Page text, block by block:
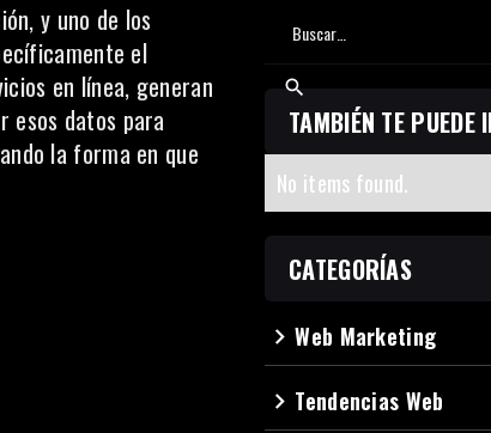
y uno de los
el
en línea, generan
esos datos para
la forma en que
TAMBIÉN TE PUEDE
No items found.
CATEGORÍAS
navigate_nextWeb Marketing
navigate_next Tendencias Web